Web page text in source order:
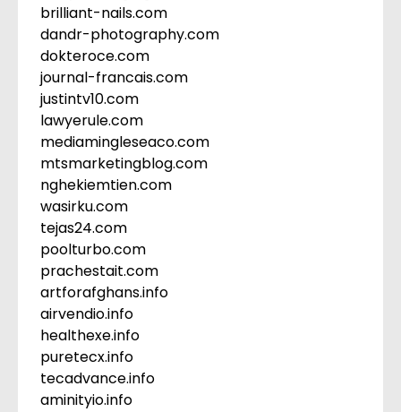
brilliant-nails.com
dandr-photography.com
dokteroce.com
journal-francais.com
justintv10.com
lawyerule.com
mediamingleseaco.com
mtsmarketingblog.com
nghekiemtien.com
wasirku.com
tejas24.com
poolturbo.com
prachestait.com
artforafghans.info
airvendio.info
healthexe.info
puretecx.info
tecadvance.info
aminityio.info